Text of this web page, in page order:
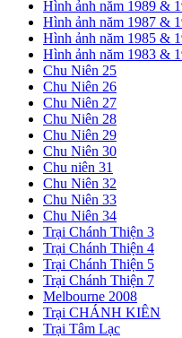
Hình ảnh năm 1989 &
Hình ảnh năm 1987 &
Hình ảnh năm 1985 &
Hình ảnh năm 1983 &
Chu Niên 25
Chu Niên 26
Chu Niên 27
Chu Niên 28
Chu Niên 29
Chu Niên 30
Chu niên 31
Chu Niên 32
Chu Niên 33
Chu Niên 34
Trại Chánh Thiện 3
Trại Chánh Thiện 4
Trại Chánh Thiện 5
Trại Chánh Thiện 7
Melbourne 2008
Trại CHÁNH KIÊN
Trại Tâm Lạc